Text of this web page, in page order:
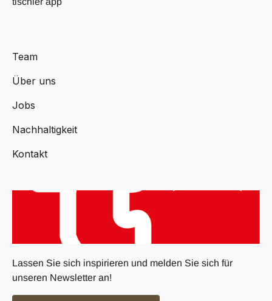
Team
Über uns
Jobs
Nachhaltigkeit
Kontakt
Lassen Sie sich inspirieren und melden Sie sich für
unseren Newsletter an!